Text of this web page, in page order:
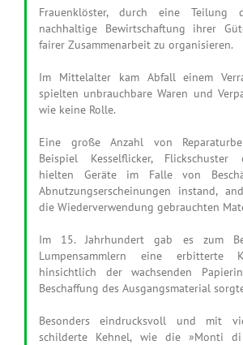
Frauenklöster, durch eine Teilung
nachhaltige Bewirtschaftung ihrer
fairer Zusammenarbeit zu organisieren.
Im Mittelalter kam Abfall einem
spielten unbrauchbare Waren und
wie keine Rolle.
Eine große Anzahl von
Beispiel Kesselflicker, Flickschuster
hielten Geräte im Falle von
Abnutzungserscheinungen instand,
die Wiederverwendung gebrauchten
Im 15. Jahrhundert gab es zum
Lumpensammlern eine erbitterte
hinsichtlich der wachsenden
Beschaffung des Ausgangsmaterial
Besonders eindrucksvoll und mit
schilderte Kehnel, wie die »Monti